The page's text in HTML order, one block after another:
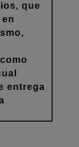
que
entrega